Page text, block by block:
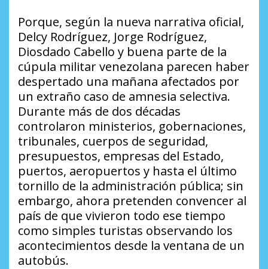
Porque, según la nueva narrativa oficial,
Delcy Rodríguez, Jorge Rodríguez,
Diosdado Cabello y buena parte de la
cúpula militar venezolana parecen haber
despertado una mañana afectados por
un extraño caso de amnesia selectiva.
Durante más de dos décadas
controlaron ministerios, gobernaciones,
tribunales, cuerpos de seguridad,
presupuestos, empresas del Estado,
puertos, aeropuertos y hasta el último
tornillo de la administración pública; sin
embargo, ahora pretenden convencer al
país de que vivieron todo ese tiempo
como simples turistas observando los
acontecimientos desde la ventana de un
autobús.